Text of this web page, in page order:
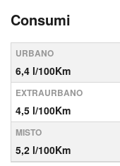
Consumi
URBANO
6,4 l/100Km
EXTRAURBANO
4,5 l/100Km
MISTO
5,2 l/100Km